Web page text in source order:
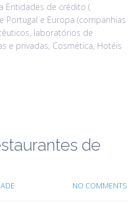
Entidades de crédito (
Portugal e Europa (companhias
laboratórios de
e privadas, Cosmética, Hotéis
de
NO COMMENTS